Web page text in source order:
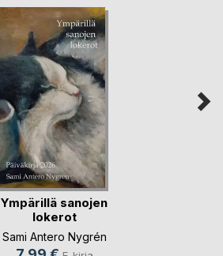
Ympärillä sanojen
lokerot
Sami Antero Nygrén